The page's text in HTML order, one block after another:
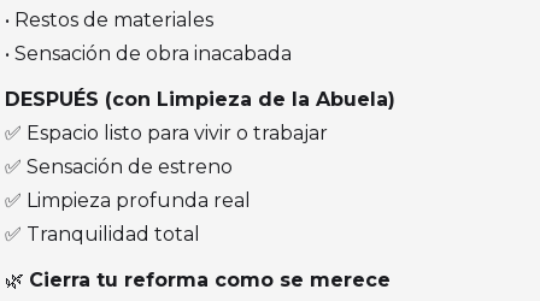
• Restos de materiales
• Sensación de obra inacabada
DESPUÉS (con Limpieza de la Abuela)
✅ Espacio listo para vivir o trabajar
✅ Sensación de estreno
✅ Limpieza profunda real
✅ Tranquilidad total
🌿 Cierra tu reforma como se merece